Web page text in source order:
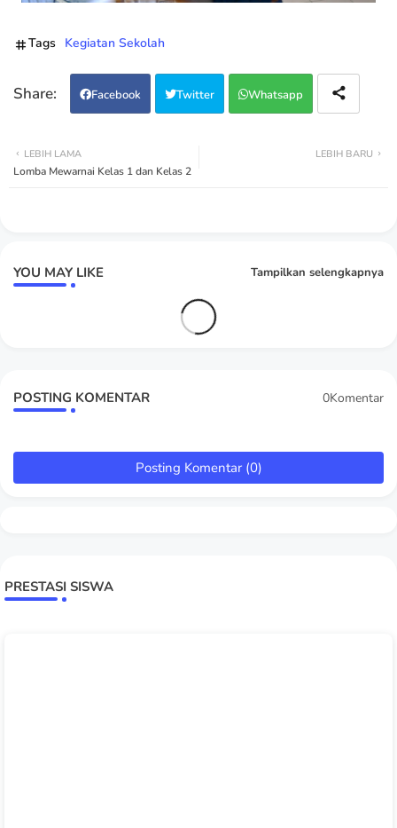
Tags Kegiatan Sekolah
Facebook Twitter Whatsapp
LEBIH BARU
LEBIH LAMA
Lomba Mewarnai Kelas 1 dan Kelas 2
YOU MAY LIKE Tampilkan selengkapnya
POSTING KOMENTAR 0Komentar
Posting Komentar (0)
PRESTASI SISWA